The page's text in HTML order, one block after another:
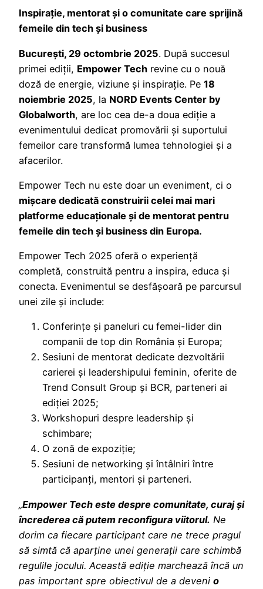
Inspirație, mentorat și o comunitate care sprijină
femeile din tech și business
București, 29 octombrie 2025. După succesul
primei ediții, Empower Tech revine cu o nouă
doză de energie, viziune și inspirație. Pe 18
noiembrie 2025, la NORD Events Center by
Globalworth, are loc cea de-a doua ediție a
evenimentului dedicat promovării și suportului
femeilor care transformă lumea tehnologiei și a
afacerilor.
Empower Tech nu este doar un eveniment, ci o
mișcare dedicată construirii celei mai mari
platforme educaționale și de mentorat pentru
femeile din tech și business din Europa.
Empower Tech 2025 oferă o experiență
completă, construită pentru a inspira, educa și
conecta. Evenimentul se desfășoară pe parcursul
unei zile și include:
Conferințe și paneluri cu femei-lider din
companii de top din România și Europa;
Sesiuni de mentorat dedicate dezvoltării
carierei și leadershipului feminin, oferite de
Trend Consult Group și BCR, parteneri ai
ediției 2025;
Workshopuri despre leadership și
schimbare;
O zonă de expoziție;
Sesiuni de networking și întâlniri între
participanți, mentori și parteneri.
„Empower Tech este despre comunitate, curaj și
încrederea că putem reconfigura viitorul. Ne
dorim ca fiecare participant care ne trece pragul
să simtă că aparține unei generații care schimbă
regulile jocului. Această ediție marchează încă un
pas important spre obiectivul de a deveni o